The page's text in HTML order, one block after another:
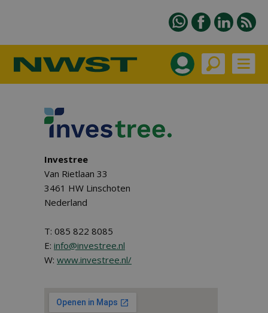
Investree
Van Rietlaan 33
3461 HW Linschoten
Nederland
T: 085 822 8085
E: info@investree.nl
W: www.investree.nl/